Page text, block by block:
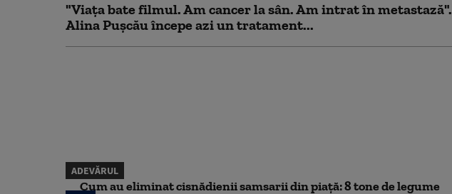
"Viața bate filmul. Am cancer la sân. Am intrat în metastază".
Alina Pușcău începe azi un tratament...
ADEVĂRUL
Cum au eliminat cisnădienii samsarii din piață: 8 tone de legume